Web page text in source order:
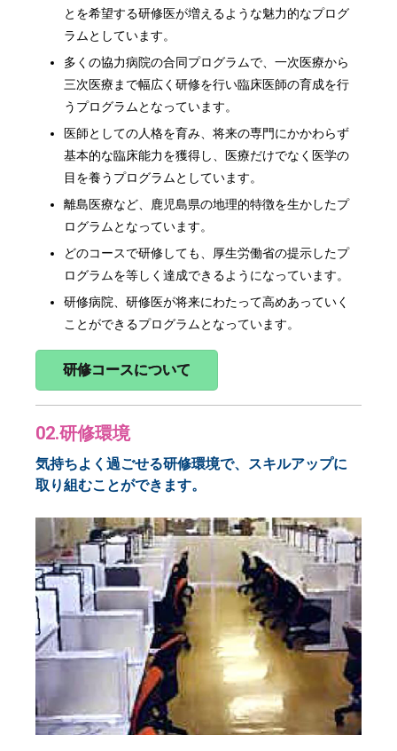
とを希望する研修医が増えるような魅力的なプログ
ラムとしています。
多くの協力病院の合同プログラムで、一次医療から
三次医療まで幅広く研修を行い臨床医師の育成を行
うプログラムとなっています。
医師としての人格を育み、将来の専門にかかわらず
基本的な臨床能力を獲得し、医療だけでなく医学の
目を養うプログラムとしています。
離島医療など、鹿児島県の地理的特徴を生かしたプ
ログラムとなっています。
どのコースで研修しても、厚生労働省の提示したプ
ログラムを等しく達成できるようになっています。
研修病院、研修医が将来にわたって高めあっていく
ことができるプログラムとなっています。
研修コースについて
02.研修環境
気持ちよく過ごせる研修環境で、スキルアップに
取り組むことができます。